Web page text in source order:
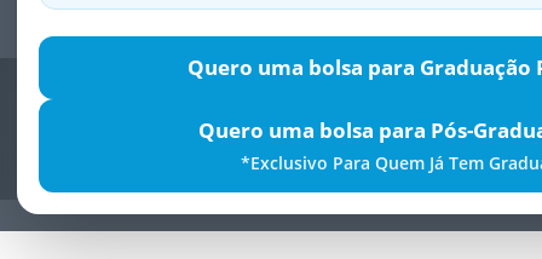
Quero uma bolsa para Graduação
Quero uma bolsa para Pós-
*Exclusivo Para Quem Já Tem
SuaFatece.Seuorgulho.